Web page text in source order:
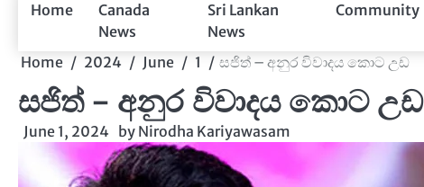
Home
Canada
News
Sri Lankan
News
Community
Home 2024 June 1 සජිත් – අනුර විවාදය කොට උඩ
සජිත් – අනුර විවාදය කොට උඩ
June 1, 2024 by Nirodha Kariyawasam